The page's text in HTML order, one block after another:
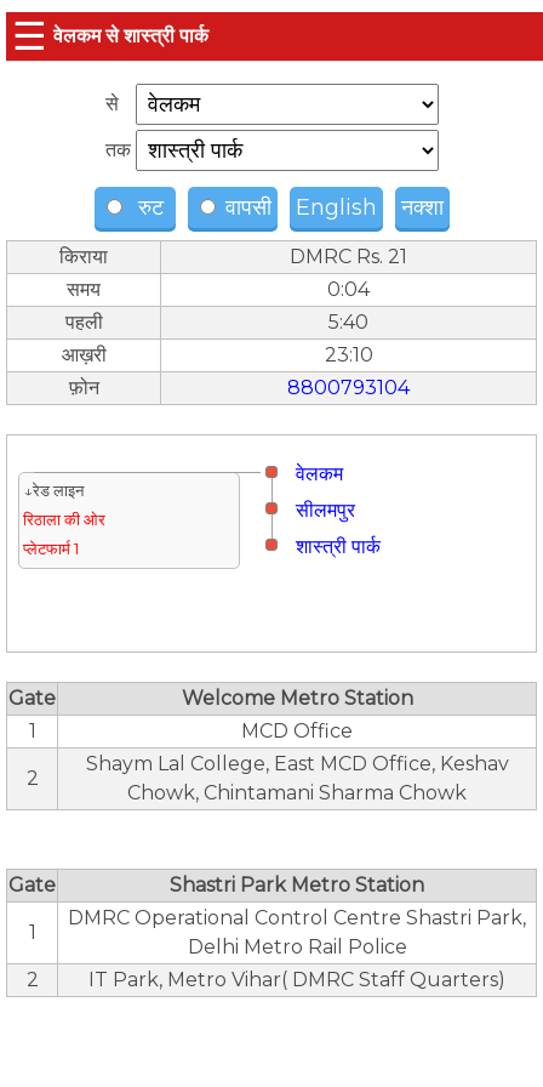
☰ वेलकम से शास्त्री पार्क
से
तक
रुट वापसी English नक्शा
किराया
DMRC Rs. 21
समय
0:04
पहली
5:40
आख़री
23:10
फ़ोन
8800793104
वेलकम
↓रेड लाइन
रिठाला की ओर
प्लेटफार्म 1
सीलमपुर
शास्त्री पार्क
Gate
Welcome Metro Station
1
MCD Office
2
Shaym Lal College, East MCD Office, Keshav
Chowk, Chintamani Sharma Chowk
Gate Shastri Park Metro Station
1
DMRC Operational Control Centre Shastri Park,
Delhi Metro Rail Police
2
IT Park, Metro Vihar( DMRC Staff Quarters)